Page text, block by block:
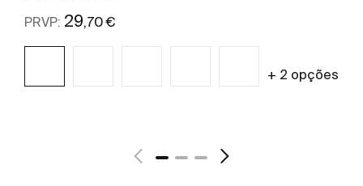
PRVP: 29,70 €
+ 2 opções